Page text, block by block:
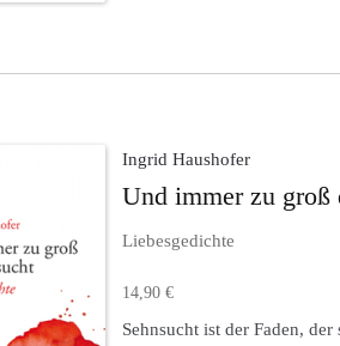
Ingrid Haushofer
Und immer zu groß
Liebesgedichte
14,90€
Sehnsucht ist der Faden,